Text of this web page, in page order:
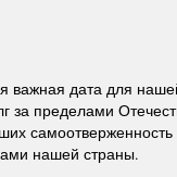
важная дата для
за пределами
нашей страны.